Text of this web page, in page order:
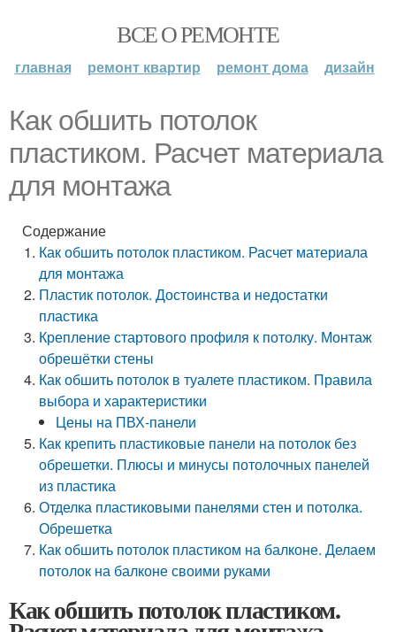
ВСЕ О РЕМОНТЕ
главная ремонт квартир ремонт дома дизайн
Как обшить потолок
пластиком. Расчет материала
для монтажа
Содержание
Как обшить потолок пластиком. Расчет материала
для монтажа
Пластик потолок. Достоинства и недостатки
пластика
Крепление стартового профиля к потолку. Монтаж
обрешётки стены
Как обшить потолок в туалете пластиком. Правила
выбора и характеристики
Цены на ПВХ-панели
Как крепить пластиковые панели на потолок без
обрешетки. Плюсы и минусы потолочных панелей
из пластика
Отделка пластиковыми панелями стен и потолка.
Обрешетка
Как обшить потолок пластиком на балконе. Делаем
потолок на балконе своими руками
Как обшить потолок пластиком.